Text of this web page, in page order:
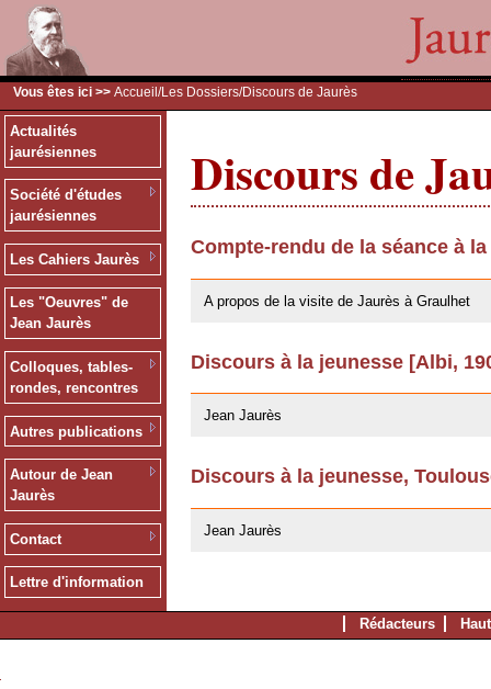
Vous êtes ici >> Accueil /Les Dossiers/Discours de Jaurès
Actualités
jaurésiennes
Société d'études
jaurésiennes
Les Cahiers Jaurès
Les "Oeuvres" de
Jean Jaurès
Colloques, tables-
rondes, rencontres
Autres publications
Autour de Jean
Jaurès
Contact
Lettre d'information
Discours de
Compte-rendu de la séance à
A propos de la visite de Jaurès à Graulhet
Discours à la jeunesse [Albi,
Jean Jaurès
Discours à la jeunesse,
Jean Jaurès
Rédacteurs